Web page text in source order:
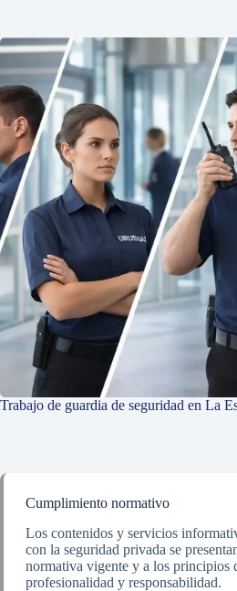
Trabajo de guardia de seguridad en La
Cumplimiento normativo
Los contenidos y servicios
con la seguridad privada se
normativa vigente y a los principios
profesionalidad y responsabilidad.